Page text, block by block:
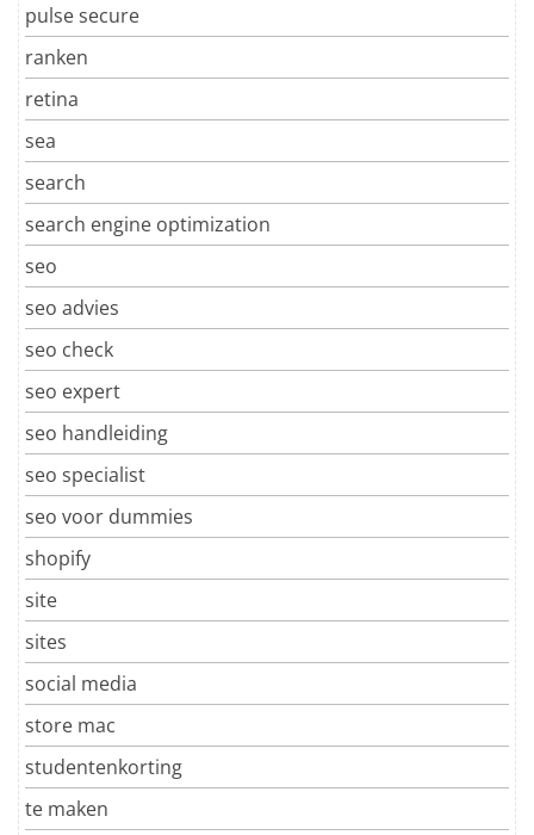
pulse secure
ranken
retina
sea
search
search engine optimization
seo
seo advies
seo check
seo expert
seo handleiding
seo specialist
seo voor dummies
shopify
site
sites
social media
store mac
studentenkorting
te maken